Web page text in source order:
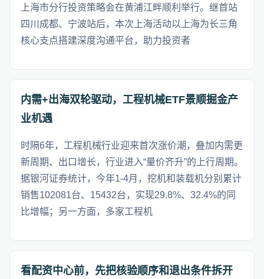
上海市分行投资策略会在黄浦江畔顺利举行。继首站
四川成都、宁波站后，本次上海活动以上海为长三角
核心支点搭建深度沟通平台，助力投资者
内需+出海双轮驱动，工程机械ETF景顺掘金产
业机遇
时隔6年，工程机械行业迎来首次涨价潮，叠加内需更
新周期、出口增长，行业进入“量价齐升”的上行周期。
据银河证券统计，今年1-4月，挖机和装载机分别累计
销售102081台、15432台，实现29.8%、32.4%的同
比增幅；另一方面，多家工程机
看配资中心前，先把核验顺序和退出条件拆开